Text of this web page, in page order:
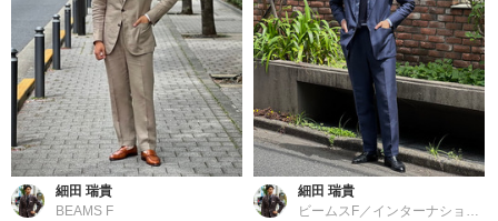
細田 瑞貴
BEAMS F
細田 瑞貴
ビームスF／インターナショナルギャラリー ビームス